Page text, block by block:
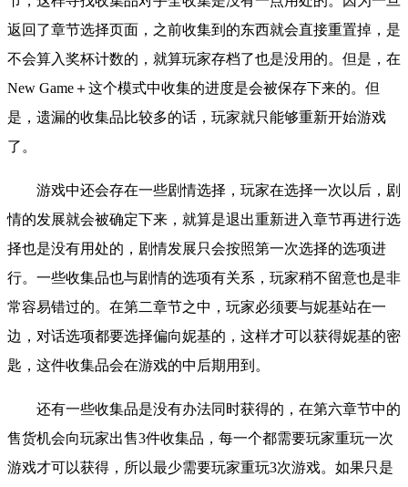
返回了章节选择页面，之前收集到的东西就会直接重置掉，是
不会算入奖杯计数的，就算玩家存档了也是没用的。但是，在
New Game＋这个模式中收集的进度是会被保存下来的。但
是，遗漏的收集品比较多的话，玩家就只能够重新开始游戏
了。
游戏中还会存在一些剧情选择，玩家在选择一次以后，剧
情的发展就会被确定下来，就算是退出重新进入章节再进行选
择也是没有用处的，剧情发展只会按照第一次选择的选项进
行。一些收集品也与剧情的选项有关系，玩家稍不留意也是非
常容易错过的。在第二章节之中，玩家必须要与妮基站在一
边，对话选项都要选择偏向妮基的，这样才可以获得妮基的密
匙，这件收集品会在游戏的中后期用到。
还有一些收集品是没有办法同时获得的，在第六章节中的
售货机会向玩家出售3件收集品，每一个都需要玩家重玩一次
游戏才可以获得，所以最少需要玩家重玩3次游戏。如果只是